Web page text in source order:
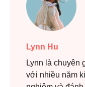
Lynn Hu
Lynn là chuyên
với nhiều năm